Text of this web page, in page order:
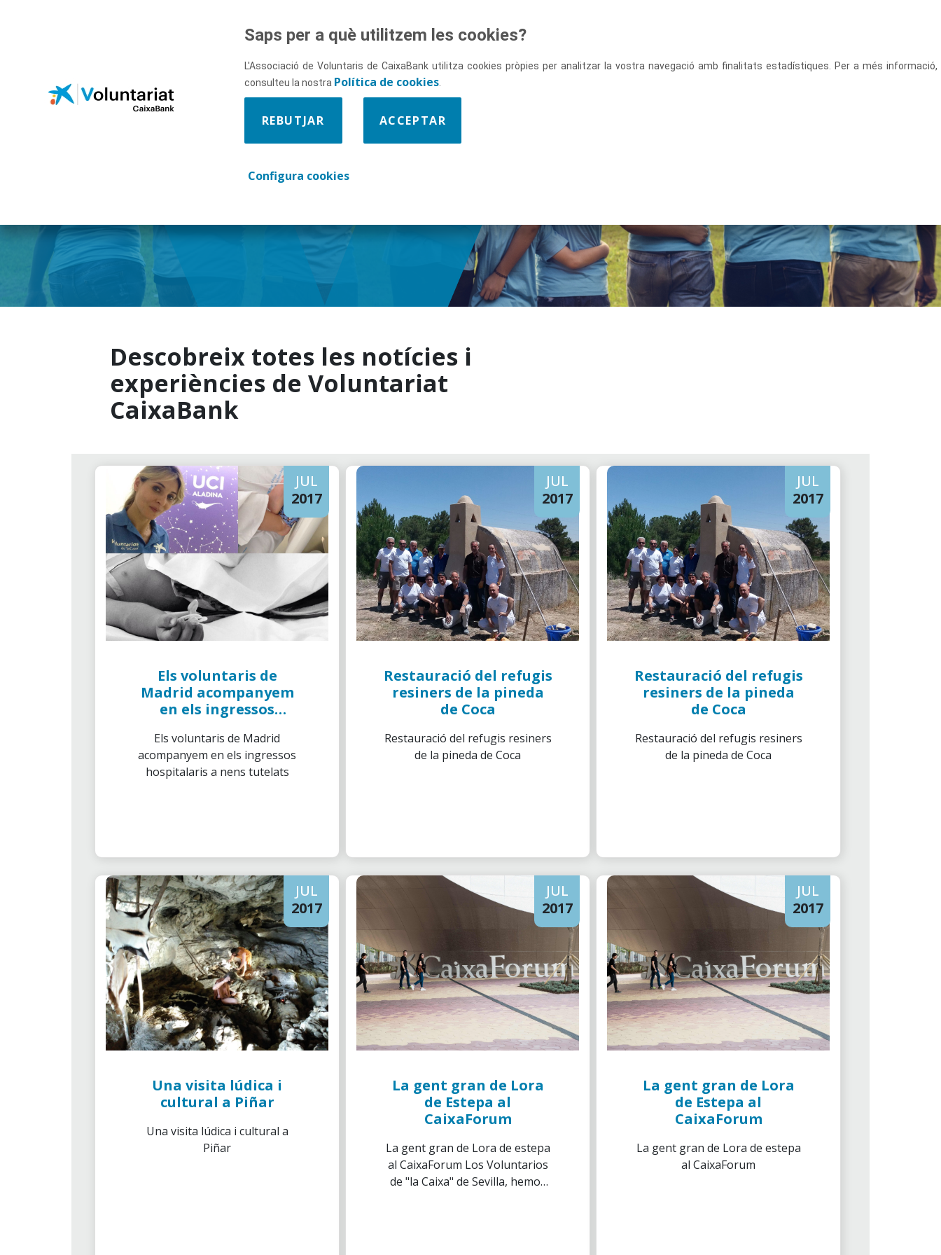
Descobreix-nos
Descobreix totes les notícies i
experiències de Voluntariat
CaixaBank
JUL
2017
Els voluntaris de
Madrid acompanyem
en els ingressos
tutelats
Els voluntaris de Madrid
acompanyem en els ingressos
hospitalaris a nens tutelats
JUL
2017
Restauració del refugis
resiners de la pineda
de Coca
Restauració del refugis resiners
de la pineda de Coca
JUL
2017
Restauració del refugis
resiners de la pineda
de Coca
Restauració del refugis resiners
de la pineda de Coca
JUL
2017
Una visita lúdica i
cultural a Piñar
Una visita lúdica i cultural a
Piñar
JUL
2017
La gent gran de Lora
de Estepa al
CaixaForum
La gent gran de Lora de estepa
al CaixaForum Los Voluntarios
de "la Caixa" de Sevilla, hemos
JUL
2017
La gent gran de Lora
de Estepa al
CaixaForum
La gent gran de Lora de estepa
al CaixaForum
Saps per a què utilitzem les cookies?
L'Associació de Voluntaris de CaixaBank utilitza cookies pròpies per analitzar la vostra navegació amb finalitats estadístiques. Per a més informació,
consulteu la nostra Política de cookies.
REBUTJAR ACCEPTAR
Configura cookies